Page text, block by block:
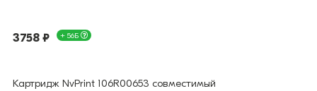
3758 ₽ + 56Б
Картридж NvPrint 106R00653 совместимый